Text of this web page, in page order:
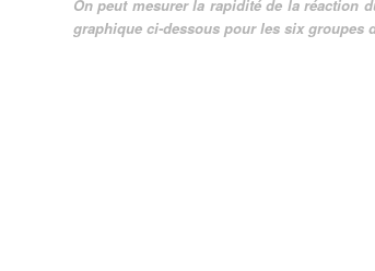
On peut mesurer la rapidité de la réaction
graphique ci-dessous pour les six groupes